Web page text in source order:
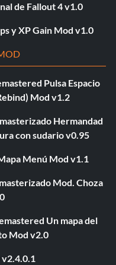
de Fallout 4 v1.0
y XP Gain Mod v1.0
Pulsa Espacio
Mod v1.2
Hermandad
con sudario v0.95
Menú Mod v1.1
Mod. Choza
Un mapa del
Mod v2.0